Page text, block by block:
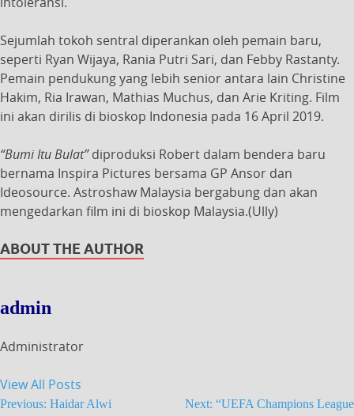
Sejumlah tokoh sentral diperankan oleh pemain baru,
seperti Ryan Wijaya, Rania Putri Sari, dan Febby Rastanty.
Pemain pendukung yang lebih senior antara lain Christine
Hakim, Ria Irawan, Mathias Muchus, dan Arie Kriting. Film
ini akan dirilis di bioskop Indonesia pada 16 April 2019.
“Bumi Itu Bulat”diproduksi Robert dalam bendera baru
bernama Inspira Pictures bersama GP Ansor dan
Ideosource. Astroshaw Malaysia bergabung dan akan
mengedarkan film ini di bioskop Malaysia.(Ully)
ABOUT THE AUTHOR
admin
Administrator
View All Posts
Previous: Haidar Alwi
Next: “UEFA Champions League